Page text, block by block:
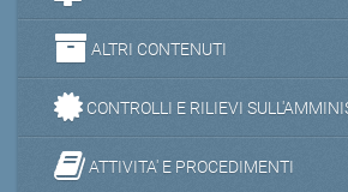
ALTRI CONTENUTI
CONTROLLI E RILIEVI
ATTIVITA' E PROCEDIMENTI